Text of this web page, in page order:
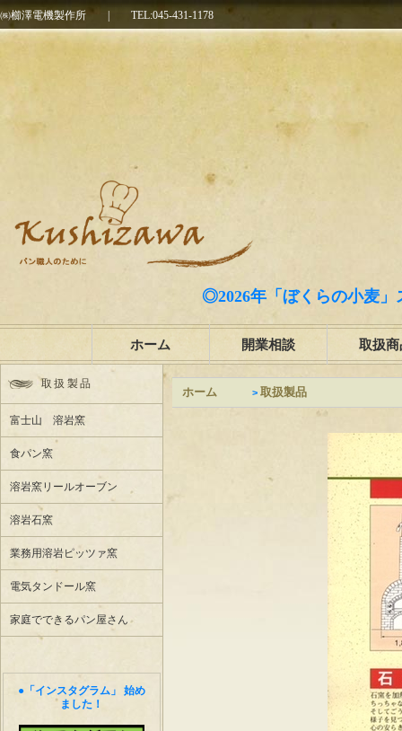
㈱櫛澤電機製作所 | TEL:045-431-1178
◎2026年「ぼくらの小麦
ホーム 開業相談 取扱商
取扱製品
富士山 溶岩窯
食パン窯
溶岩窯リールオーブン
溶岩石窯
業務用溶岩ピッツァ窯
電気タンドール窯
家庭でできるパン屋さん
●「インスタグラム」 始め
ました！
ホーム > 取扱製品